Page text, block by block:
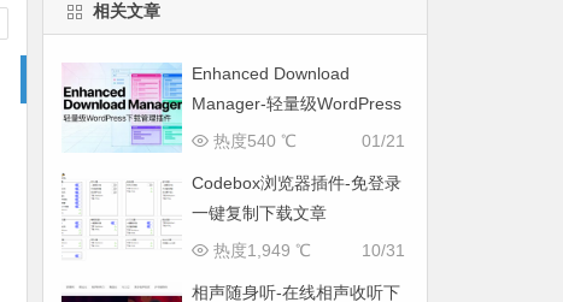
相关文章
Enhanced Download
Manager-轻量级WordPress
下载管理插件
01/21
热度540 ℃
Codebox浏览器插件-免登录
一键复制下载文章
10/31
热度1,949 ℃
相声随身听-在线相声收听下